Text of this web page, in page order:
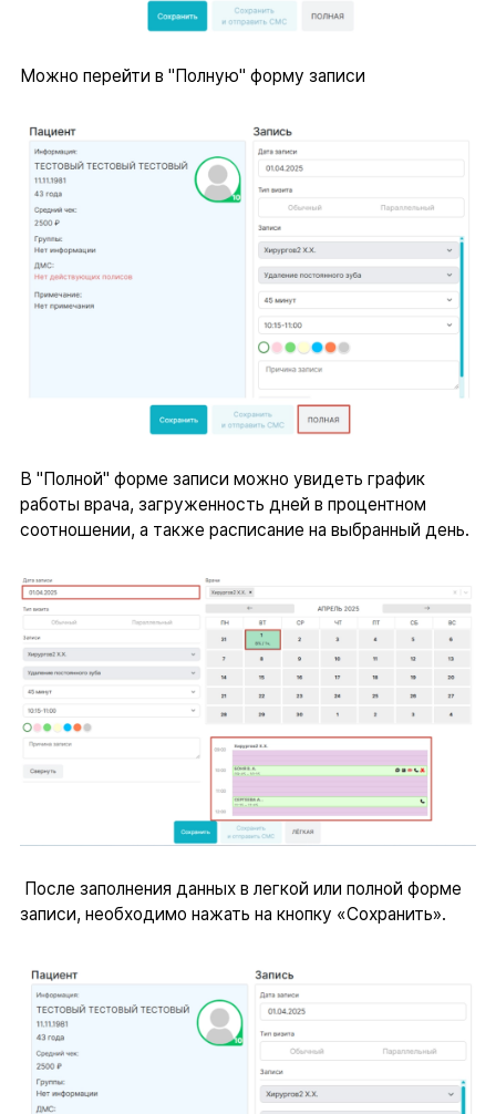
Можно перейти в "Полную" форму записи
В "Полной" форме записи можно увидеть график
работы врача, загруженность дней в процентном
соотношении, а также расписание на выбранный день.
После заполнения данных в легкой или полной форме
записи, необходимо нажать на кнопку «Сохранить».